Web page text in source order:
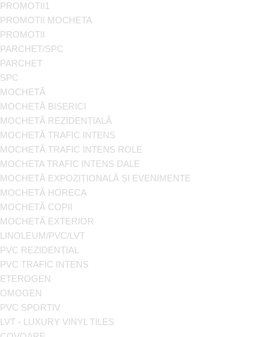
PROMOTII1
PROMOTII MOCHETA
PROMOTII
PARCHET/SPC
PARCHET
SPC
MOCHETĂ
MOCHETĂ BISERICI
MOCHETĂ REZIDENȚIALĂ
MOCHETĂ TRAFIC INTENS
MOCHETĂ TRAFIC INTENS ROLE
MOCHETA TRAFIC INTENS DALE
MOCHETĂ EXPOZIȚIONALĂ ȘI EVENIMENTE
MOCHETĂ HORECA
MOCHETĂ COPII
MOCHETĂ EXTERIOR
LINOLEUM/PVC/LVT
PVC REZIDENȚIAL
PVC TRAFIC INTENS
ETEROGEN
OMOGEN
PVC SPORTIV
LVT - LUXURY VINYL TILES